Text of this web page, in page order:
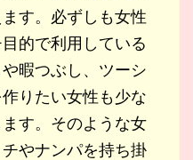
す。必ずしも女性
的で利用している
暇つぶし、ツーシ
りたい女性も少な
す。そのような女
やナンパを持ち掛